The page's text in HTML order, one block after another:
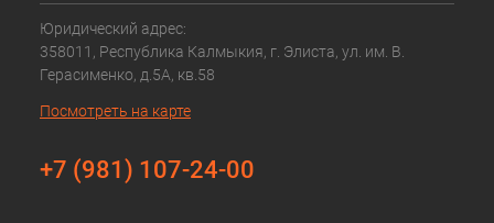
Юридический адрес:
358011, Республика Калмыкия, г. Элиста, ул. им. В.
Герасименко, д.5А, кв.58
Посмотреть на карте
+7 (981) 107-24-00